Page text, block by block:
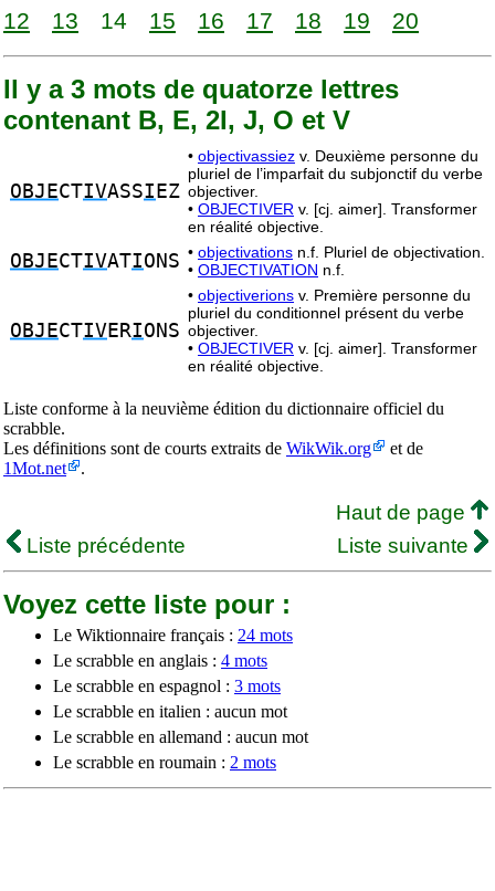
12
13 14 15 16 17 18 19 20
Il y a 3 mots de quatorze lettres
contenant B, E, 2I, J, O et V
OBJECTIVASSI EZ
• objectivassiez v. Deuxième personne du
pluriel de l’imparfait du subjonctif du verbe
objectiver.
• OBJECTIVER v. [cj. aimer]. Transformer
en réalité objective.
OBJECTIVATIONS • objectivations n.f. Pluriel de objectivation.
• OBJECTIVATION n.f.
OBJECTIVERIONS
• objectiverions v. Première personne du
pluriel du conditionnel présent du verbe
objectiver.
• OBJECTIVER v. [cj. aimer]. Transformer
en réalité objective.
Liste conforme à la neuvième édition du dictionnaire officiel du
scrabble.
Les définitions sont de courts extraits de WikWik.org
et de
1Mot.net
.
Haut de page
Liste précédente
Liste suivante
Voyez cette liste pour :
Le Wiktionnaire français : 24 mots
Le scrabble en anglais : 4 mots
Le scrabble en espagnol : 3 mots
Le scrabble en italien : aucun mot
Le scrabble en allemand : aucun mot
Le scrabble en roumain : 2 mots